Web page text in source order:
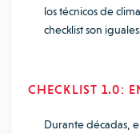
los técnicos de
checklist son
CHECKLIST 1.0:
Durante décadas,